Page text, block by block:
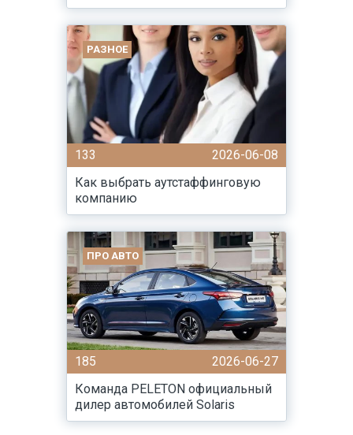
РАЗНОЕ
133
2026-06-08
Как выбрать аутстаффинговую
компанию
ПРО АВТО
185
2026-06-27
Команда PELETON официальный
дилер автомобилей Solaris